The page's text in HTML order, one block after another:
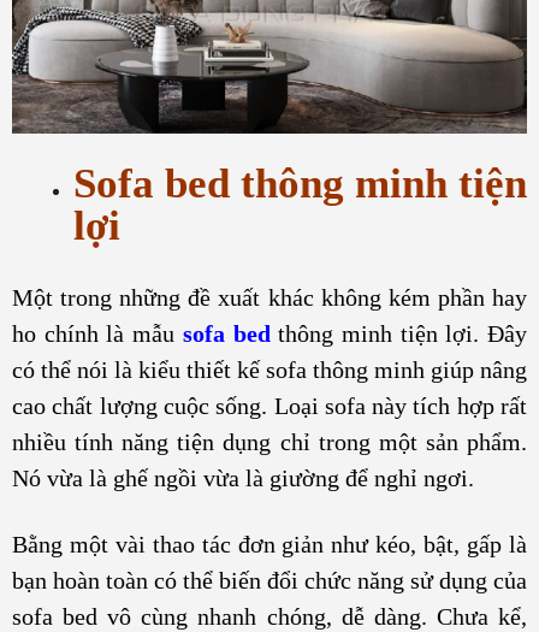
Sofa bed thông minh tiện
lợi
Một trong những đề xuất khác không kém phần hay
ho chính là mẫu sofa bed thông minh tiện lợi. Đây
có thể nói là kiểu thiết kế sofa thông minh giúp nâng
cao chất lượng cuộc sống. Loại sofa này tích hợp rất
nhiều tính năng tiện dụng chỉ trong một sản phẩm.
Nó vừa là ghế ngồi vừa là giường để nghỉ ngơi.
Bằng một vài thao tác đơn giản như kéo, bật, gấp là
bạn hoàn toàn có thể biến đổi chức năng sử dụng của
sofa bed vô cùng nhanh chóng, dễ dàng. Chưa kể,